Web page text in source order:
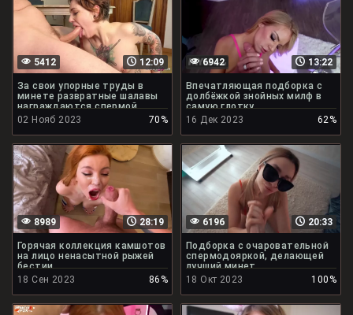
12:09
5412
За свои упорные труды в
минете развратные шалавы
награждаются спермой
02 Нояб 2023
70%
13:22
6942
Впечатляющая подборка с
долбёжкой знойных милф в
самую глотку
16 Дек 2023
62%
28:19
8989
Горячая коллекция камшотов
на лицо ненасытной рыжей
бестии
18 Сен 2023
86%
20:33
6196
Подборка с очаровательной
спермодояркой, делающей
лучший минет
18 Окт 2023
100%